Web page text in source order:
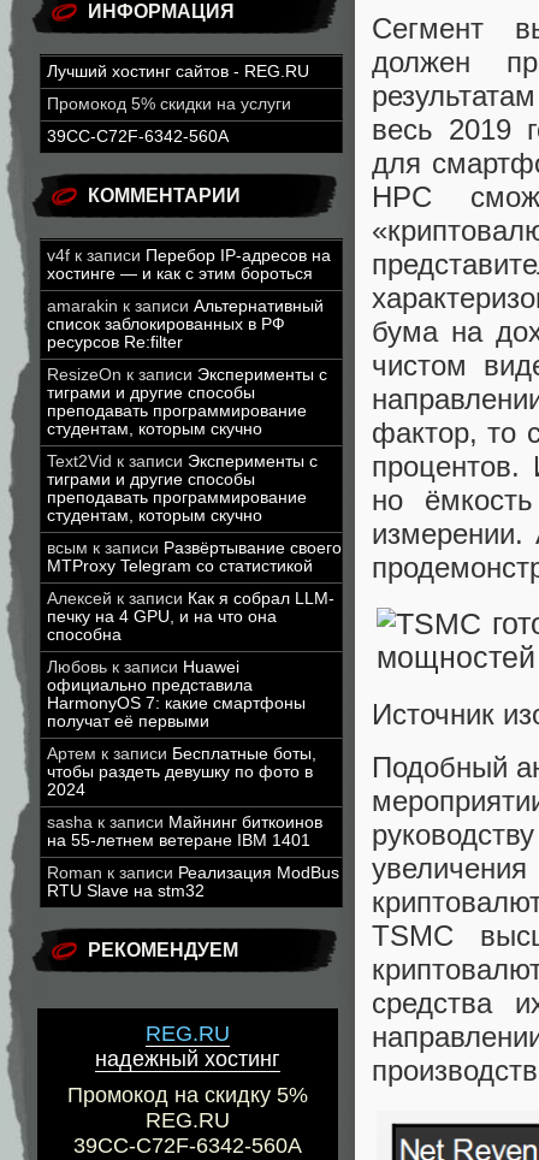
ИНФОРМАЦИЯ
Лучший хостинг сайтов - REG.RU
Промокод 5% скидки на услуги
39CC-C72F-6342-560A
КОММЕНТАРИИ
v4f к записи Перебор IP-адресов на
хостинге — и как с этим бороться
amarakin к записи Альтернативный
список заблокированных в РФ
ресурсов Re:filter
ResizeOn к записи Эксперименты с
тиграми и другие способы
преподавать программирование
студентам, которым скучно
Text2Vid к записи Эксперименты с
тиграми и другие способы
преподавать программирование
студентам, которым скучно
всым к записи Развёртывание своего
MTProxy Telegram со статистикой
Алексей к записи Как я собрал LLM-
печку на 4 GPU, и на что она
способна
Любовь к записи Huawei
официально представила
HarmonyOS 7: какие смартфоны
получат её первыми
Артем к записи Бесплатные боты,
чтобы раздеть девушку по фото в
2024
sasha к записи Майнинг биткоинов
на 55-летнем ветеране IBM 1401
Roman к записи Реализация ModBus
RTU Slave на stm32
РЕКОМЕНДУЕМ
REG.RU
надежный хостинг
Промокод на скидку 5%
REG.RU
39CC-C72F-6342-560A
Сегмент
должен
весь 2019
для
HPC
бума на
чистом
фактор, то
процентов.
но
измерении.
Источник
Подобный
TSMC
средства